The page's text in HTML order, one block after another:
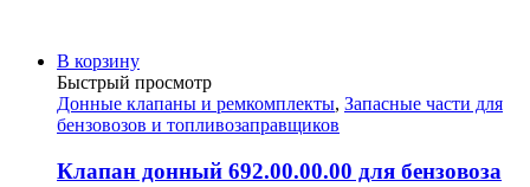
В корзину
Быстрый просмотр
Донные клапаны и ремкомплекты, Запасные части для
бензовозов и топливозаправщиков
Клапан донный 692.00.00.00 для бензовоза